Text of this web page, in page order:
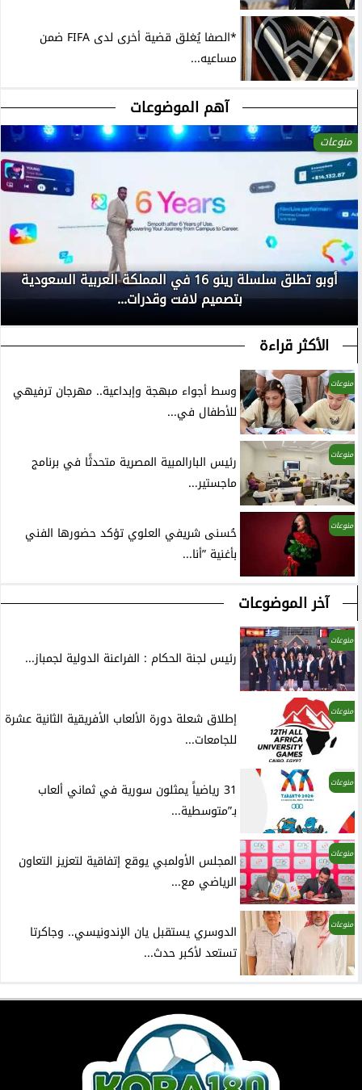
*الصفا يُغلق قضية أخرى لدى FIFA ضمن
مساعيه...
آهم الموضوعات
منوعات
أوبو تطلق سلسلة رينو 16 في المملكة العربية السعودية
بتصميم لافت وقدرات...
الأكثر قراءة
منوعات
وسط أجواء مبهجة وإبداعية.. مهرجان ترفيهي
للأطفال في...
منوعات
رئيس البارالمبية المصرية متحدثًا في برنامج
ماجستير...
منوعات
حُسنى شريفي العلوي تؤكد حضورها الفني
بأغنية ”أنا...
آخر الموضوعات
منوعات
رئيس لجنة الحكام : الفراعنة الدولية لجمباز...
منوعات
إطلاق شعلة دورة الألعاب الأفريقية الثانية عشرة
للجامعات...
منوعات
31 رياضياً يمثلون سورية في ثماني ألعاب
بـ”متوسطية...
منوعات
المجلس الأولمبي يوقع إتفاقية لتعزيز التعاون
الرياضي مع...
منوعات
الدوسري يستقبل يان الإندونيسي.. وجاكرتا
تستعد لأكبر حدث...